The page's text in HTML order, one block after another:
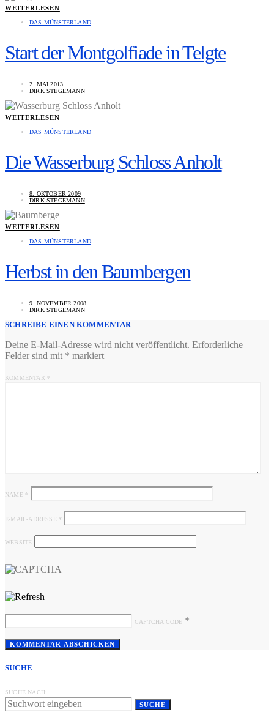
WEITERLESEN
DAS MÜNSTERLAND
Start der Montgolfiade in Telgte
2. MAI 2013
DIRK STEGEMANN
WEITERLESEN
DAS MÜNSTERLAND
Die Wasserburg Schloss Anholt
8. OKTOBER 2009
DIRK STEGEMANN
WEITERLESEN
DAS MÜNSTERLAND
Herbst in den Baumbergen
9. NOVEMBER 2008
DIRK STEGEMANN
SCHREIBE EINEN KOMMENTAR
Deine E-Mail-Adresse wird nicht veröffentlicht. Erforderliche
Felder sind mit * markiert
KOMMENTAR *
NAME *
E-MAIL-ADRESSE *
WEBSITE
CAPTCHA CODE *
SUCHE
SUCHE NACH:
SUCHE